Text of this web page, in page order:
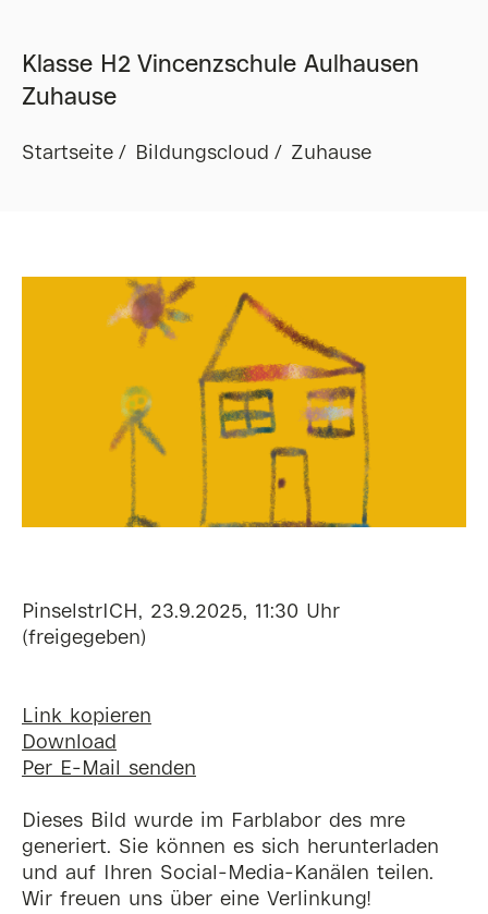
Klasse H2 Vincenzschule Aulhausen
Zuhause
Startseite Bildungscloud Zuhause
PinselstrICH, 23.9.2025, 11:30 Uhr
(freigegeben)
Link kopieren
Download
Per E-Mail senden
Dieses Bild wurde im Farblabor des mre
generiert. Sie können es sich herunterladen
und auf Ihren Social-Media-Kanälen teilen.
Wir freuen uns über eine Verlinkung!